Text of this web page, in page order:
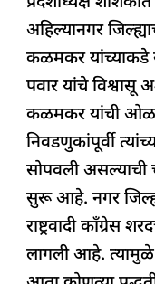
अहिल्यानगर
कळमकर यांच्याकडे
पवार यांचे विश्वासू
कळमकर यांची
निवडणुकांपूर्वी
सोपवली असल्याची
सुरू आहे. नगर
राष्ट्रवादी काँग्रेस
लागली आहे.